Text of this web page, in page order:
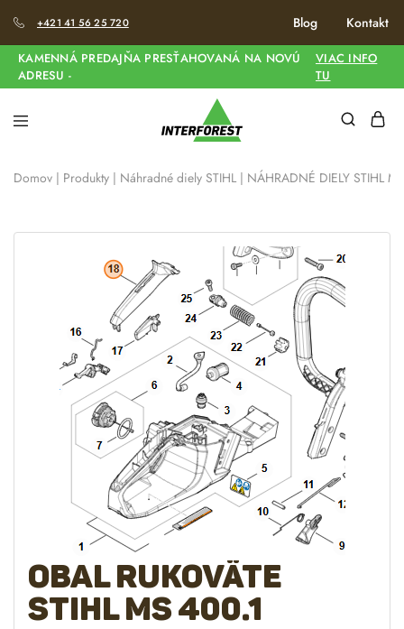
+421 41 56 25 720 Blog Kontakt
KAMENNÁ PREDAJŇA PRESŤAHOVANÁ NA NOVÚ
ADRESU -
VIAC INFO
TU
Domov | Produkty | Náhradné diely STIHL | NÁHRADNÉ DIELY STIHL
Obal rukoväte
STIHL MS 400.1